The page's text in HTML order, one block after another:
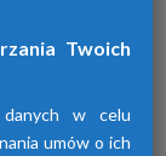
Twoich
danych w celu
umów o ich